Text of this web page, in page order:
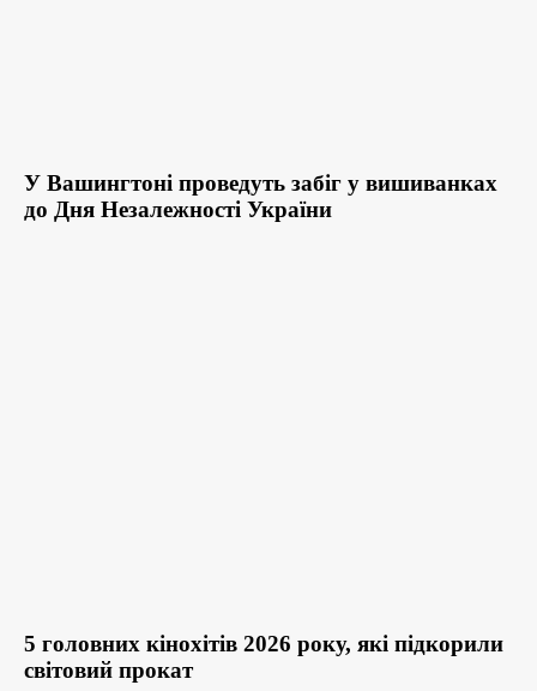
У Вашингтоні проведуть забіг у вишиванках
до Дня Незалежності України
5 головних кінохітів 2026 року, які підкорили
світовий прокат